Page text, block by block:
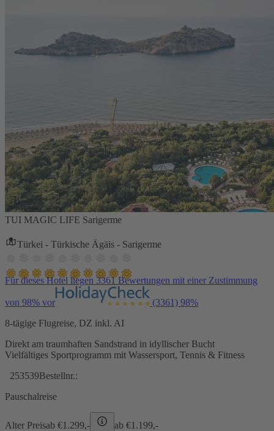
TUI MAGIC LIFE Sarigerme
Türkei - Türkische Ägäis - Sarigerme
Für dieses Hotel liegen 3361 Bewertungen mit einer Zustimmung
von 98% vor (3361) 98%
8-tägige Flugreise, DZ inkl. AI
Direkt am traumhaften Sandstrand in idyllischer Bucht
Vielfältiges Sportprogramm mit Wassersport, Tennis & Fitness
253539Bestellnr.:
Pauschalreise
Alter Preisab €1.299,- ab €1.199,-